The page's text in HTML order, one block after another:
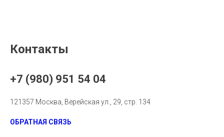
Контакты
+7 (980) 951 54 04
121357 Москва, Верейская ул., 29, стр. 134
ОБРАТНАЯ СВЯЗЬ